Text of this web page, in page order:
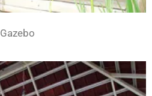
Gazebo